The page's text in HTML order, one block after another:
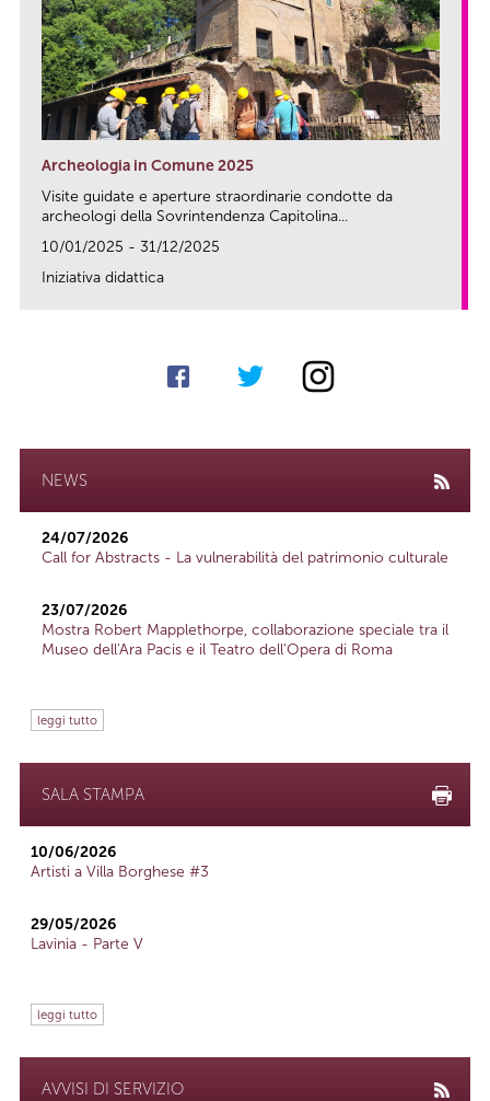
Archeologia in Comune 2025
Visite guidate e aperture straordinarie condotte da
archeologi della Sovrintendenza Capitolina...
10/01/2025 - 31/12/2025
Iniziativa didattica
NEWS
24/07/2026
Call for Abstracts - La vulnerabilità del patrimonio culturale
23/07/2026
Mostra Robert Mapplethorpe, collaborazione speciale tra il
Museo dell'Ara Pacis e il Teatro dell'Opera di Roma
leggi tutto
SALA STAMPA
10/06/2026
Artisti a Villa Borghese #3
29/05/2026
Lavinia - Parte V
leggi tutto
AVVISI DI SERVIZIO